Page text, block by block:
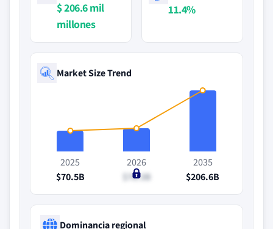
$ 206.6 mil
millones
11.4%
Market Size Trend
2025
$70.5B
2026
$78.3B
2035
$206.6B
Dominancia regional